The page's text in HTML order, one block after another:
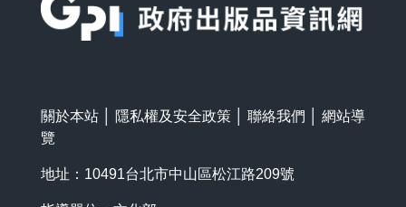
關於本站 隱私權及安全政策 聯絡我們
網站導
覽
地址：10491台北市中山區松江路209號